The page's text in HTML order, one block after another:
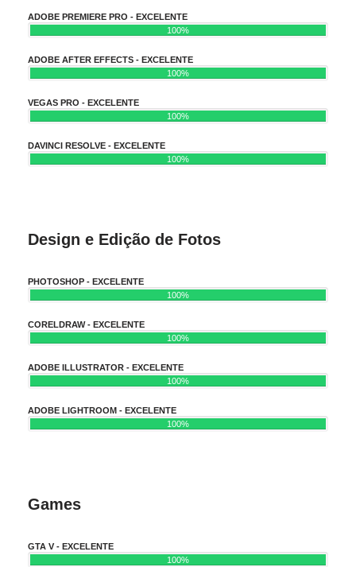
ADOBE PREMIERE PRO - EXCELENTE
100%
ADOBE AFTER EFFECTS - EXCELENTE
100%
VEGAS PRO - EXCELENTE
100%
DAVINCI RESOLVE - EXCELENTE
100%
Design e Edição de Fotos
PHOTOSHOP - EXCELENTE
100%
CORELDRAW - EXCELENTE
100%
ADOBE ILLUSTRATOR - EXCELENTE
100%
ADOBE LIGHTROOM - EXCELENTE
100%
Games
GTA V - EXCELENTE
100%